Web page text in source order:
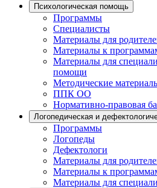
Психологическая помощь
Программы
Специалисты
Материалы для
Материалы к
Материалы для
помощи
Методические
ППК ОО
Нормативно-правовая
Логопедическая и
Программы
Логопеды
Дефектологи
Материалы для
Материалы к
Материалы для